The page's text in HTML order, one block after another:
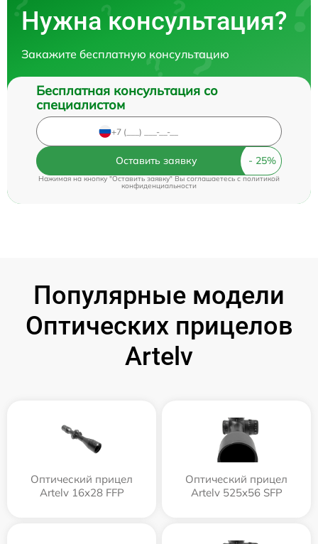
Нужна консультация?
Закажите бесплатную консультацию
Бесплатная консультация со
специалистом
Оставить заявку
Нажимая на кнопку "Оставить заявку" Вы соглашаетесь c политикой
конфиденциальности
Популярные модели
Оптических прицелов
Artelv
Оптический прицел
Artelv 16x28 FFP
Оптический прицел
Artelv 525x56 SFP